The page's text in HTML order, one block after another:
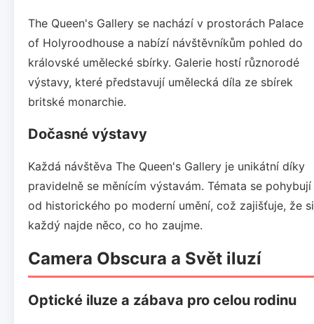
The Queen's Gallery se nachází v prostorách Palace
of Holyroodhouse a nabízí návštěvníkům pohled do
královské umělecké sbírky. Galerie hostí různorodé
výstavy, které představují umělecká díla ze sbírek
britské monarchie.
Dočasné výstavy
Každá návštěva The Queen's Gallery je unikátní díky
pravidelně se měnícím výstavám. Témata se pohybují
od historického po moderní umění, což zajišťuje, že si
každý najde něco, co ho zaujme.
Camera Obscura a Svět iluzí
Optické iluze a zábava pro celou rodinu